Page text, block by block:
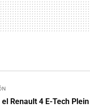
el Renault 4 E-Tech